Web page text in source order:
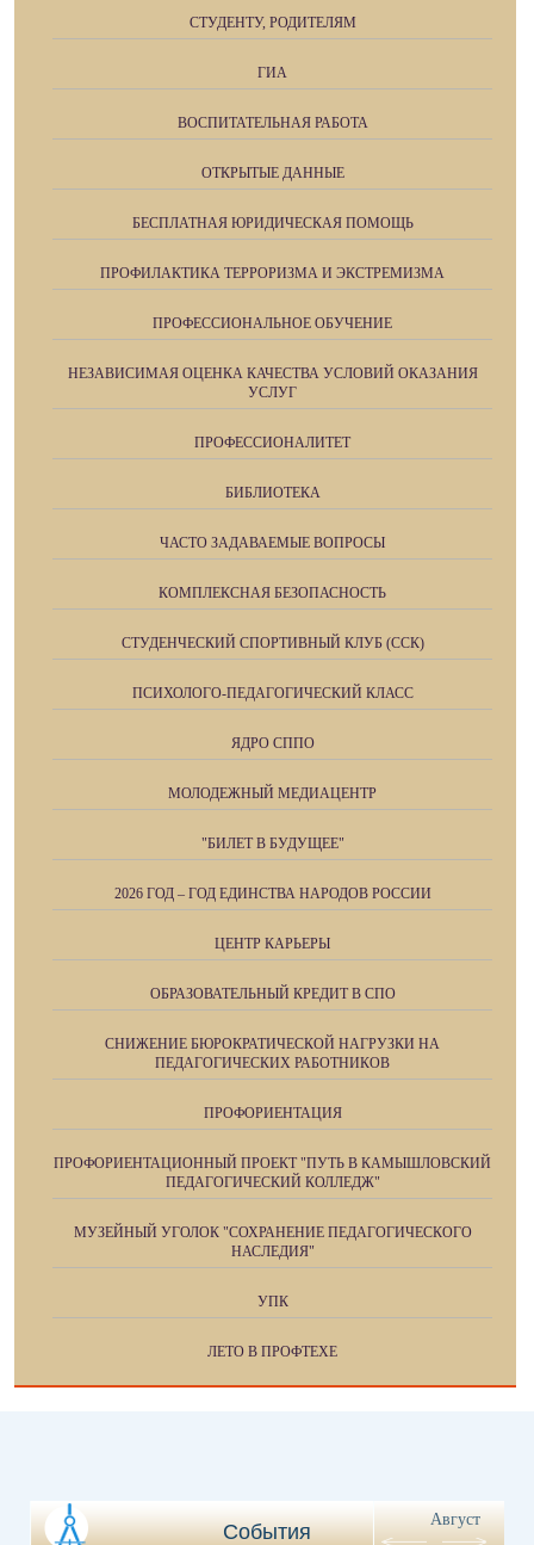
СТУДЕНТУ, РОДИТЕЛЯМ
ГИА
ВОСПИТАТЕЛЬНАЯ РАБОТА
ОТКРЫТЫЕ ДАННЫЕ
БЕСПЛАТНАЯ ЮРИДИЧЕСКАЯ ПОМОЩЬ
ПРОФИЛАКТИКА ТЕРРОРИЗМА И ЭКСТРЕМИЗМА
ПРОФЕССИОНАЛЬНОЕ ОБУЧЕНИЕ
НЕЗАВИСИМАЯ ОЦЕНКА КАЧЕСТВА УСЛОВИЙ ОКАЗАНИЯ
УСЛУГ
ПРОФЕССИОНАЛИТЕТ
БИБЛИОТЕКА
ЧАСТО ЗАДАВАЕМЫЕ ВОПРОСЫ
КОМПЛЕКСНАЯ БЕЗОПАСНОСТЬ
СТУДЕНЧЕСКИЙ СПОРТИВНЫЙ КЛУБ (ССК)
ПСИХОЛОГО-ПЕДАГОГИЧЕСКИЙ КЛАСС
ЯДРО СППО
МОЛОДЕЖНЫЙ МЕДИАЦЕНТР
"БИЛЕТ В БУДУЩЕЕ"
2026 ГОД – ГОД ЕДИНСТВА НАРОДОВ РОССИИ
ЦЕНТР КАРЬЕРЫ
ОБРАЗОВАТЕЛЬНЫЙ КРЕДИТ В СПО
СНИЖЕНИЕ БЮРОКРАТИЧЕСКОЙ НАГРУЗКИ НА
ПЕДАГОГИЧЕСКИХ РАБОТНИКОВ
ПРОФОРИЕНТАЦИЯ
ПРОФОРИЕНТАЦИОННЫЙ ПРОЕКТ "ПУТЬ В КАМЫШЛОВСКИЙ
ПЕДАГОГИЧЕСКИЙ КОЛЛЕДЖ"
МУЗЕЙНЫЙ УГОЛОК "СОХРАНЕНИЕ ПЕДАГОГИЧЕСКОГО
НАСЛЕДИЯ"
УПК
ЛЕТО В ПРОФТЕХЕ
События
Август